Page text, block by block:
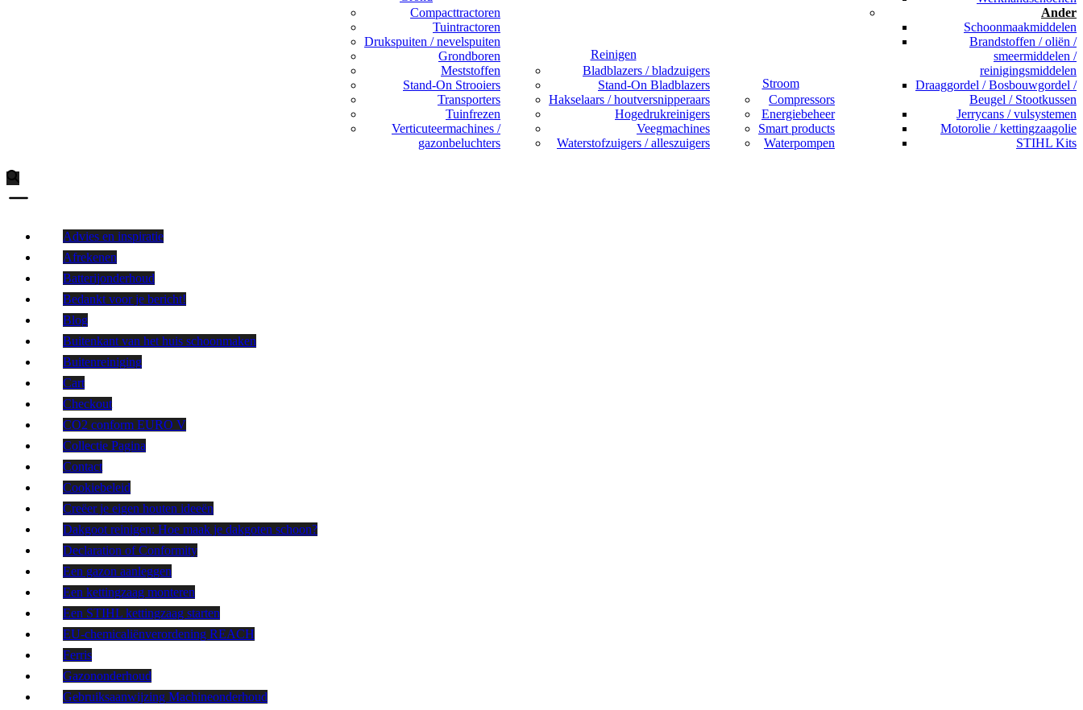
Compacttractoren
Tuintractoren
Drukspuiten / nevelspuiten
Grondboren
Meststoffen
Stand-On Strooiers
Transporters
Tuinfrezen
Verticuteermachines /
gazonbeluchters
Reinigen
Bladblazers / bladzuigers
Stand-On Bladblazers
Hakselaars / houtversnipperaars
Hogedrukreinigers
Veegmachines
Waterstofzuigers / alleszuigers
Stroom
Compressors
Energiebeheer
Smart products
Waterpompen
Ander
Schoonmaakmiddelen
Brandstoffen / oliën /
smeermiddelen /
reinigingsmiddelen
Draaggordel / Bosbouwgordel /
Beugel / Stootkussen
Jerrycans / vulsystemen
Motorolie / kettingzaagolie
STIHL Kits
Advies en inspiratie
Afrekenen
Batterijonderhoud
Bedankt voor je bericht!
Blog
Buitenkant van het huis schoonmaken
Buitenreiniging
Cart
Checkout
CO2 conform EURO V
Collectie Pagina
Contact
Cookiebeleid
Creëer je eigen houten ideeën
Dakgoot reinigen: Hoe maak je dakgoten schoon?
Declaration of Conformity
Een gazon aanleggen
Een kettingzaag monteren
Een STIHL kettingzaag starten
EU-chemicaliënverordening REACH
Ferris
Gazononderhoud
Gebruiksaanwijzing Machineonderhoud